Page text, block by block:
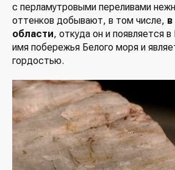
с перламутровыми переливами
оттенков добывают, в том числе,
области, откуда он и появляется
имя побережья Белого моря и
гордостью.